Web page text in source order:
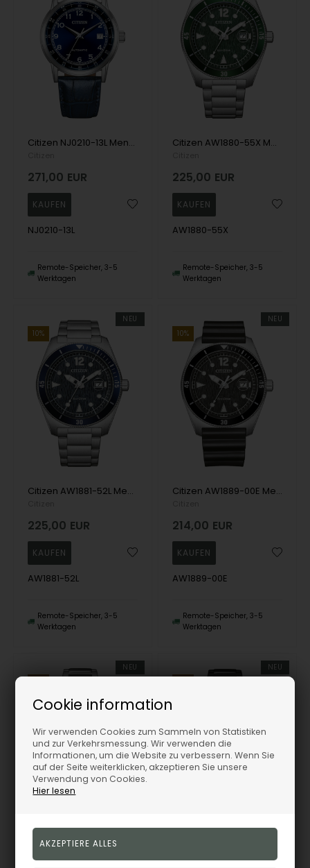
Cookie information
Wir verwenden Cookies zum Sammeln von Statistiken
und zur Verkehrsmessung. Wir verwenden die
Informationen, um die Website zu verbessern. Wenn Sie
auf der Seite weiterklicken, akzeptieren Sie unsere
Verwendung von Cookies.
Hier lesen
Citizen NJ0210-13L Mens Watch Automatic 40mm 5ATM Wristwatch
271,00 EUR
NJ0210-13L
Remote-Speicher, 3-5
Werktagen
Citizen AW1880-55X Mens Watch Eco-Drive Sport 43mm 10ATM Wristwatch
225,00 EUR
AW1880-55X
Remote-Speicher, 3-5
Werktagen
NEU
10%
Citizen AW1881-52L Mens Watch Eco-Drive Sport 43mm 10ATM Wristwatch
225,00 EUR
AW1881-52L
Remote-Speicher, 3-5
Werktagen
NEU
10%
Citizen AW1889-00E Mens Watch Eco-Drive Sport 43mm 10ATM Wristwatch
214,00 EUR
AW1889-00E
Remote-Speicher, 3-5
Werktagen
NEU
NEU